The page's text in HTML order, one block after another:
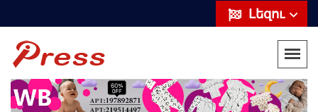
Լեզու